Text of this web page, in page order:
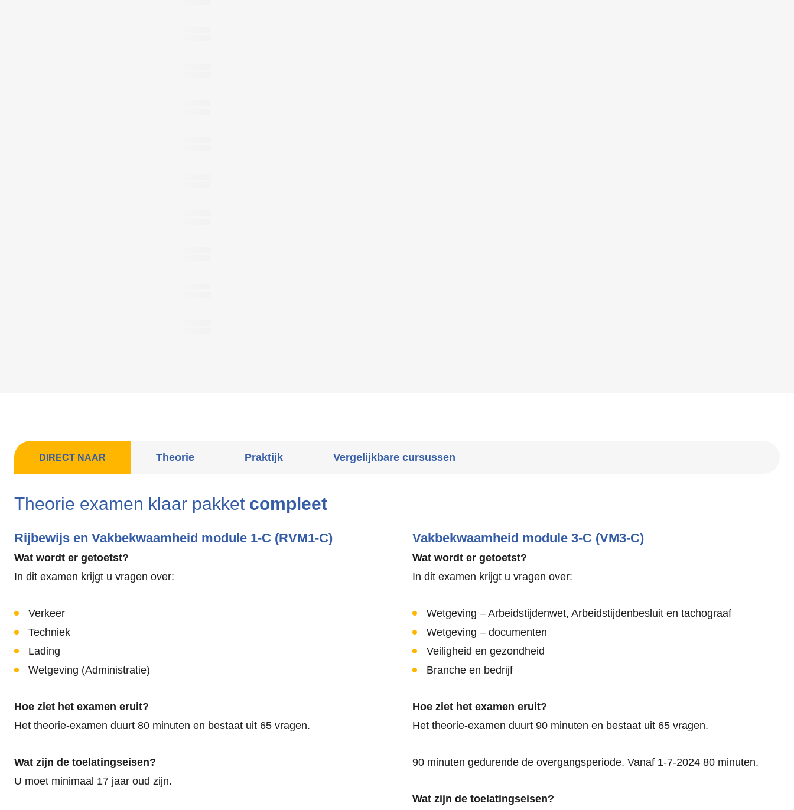
DIRECT NAAR Theorie Praktijk Vergelijkbare cursussen
Theorie examen klaar pakket compleet
Rijbewijs en Vakbekwaamheid module 1-C (RVM1-C)
Wat wordt er getoetst?
In dit examen krijgt u vragen over:
Verkeer
Techniek
Lading
Wetgeving (Administratie)
Hoe ziet het examen eruit?
Het theorie-examen duurt 80 minuten en bestaat uit 65 vragen.
Wat zijn de toelatingseisen?
U moet minimaal 17 jaar oud zijn.
Vakbekwaamheid module 3-C (VM3-C)
Wat wordt er getoetst?
In dit examen krijgt u vragen over:
Wetgeving – Arbeidstijdenwet, Arbeidstijdenbesluit en tachograaf
Wetgeving – documenten
Veiligheid en gezondheid
Branche en bedrijf
Hoe ziet het examen eruit?
Het theorie-examen duurt 90 minuten en bestaat uit 65 vragen.
90 minuten gedurende de overgangsperiode. Vanaf 1-7-2024 80 minuten.
Wat zijn de toelatingseisen?